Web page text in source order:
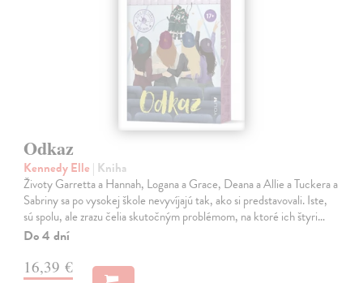
Odkaz
Kennedy Elle | Kniha
Životy Garretta a Hannah, Logana a Grace, Deana a Allie a Tuckera a
Sabriny sa po vysokej škole nevyvíjajú tak, ako si predstavovali. Iste,
sú spolu, ale zrazu čelia skutočným problémom, na ktoré ich štyri…
Do 4 dní
16,39 €